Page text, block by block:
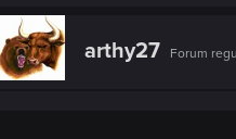
arthy27 Forum